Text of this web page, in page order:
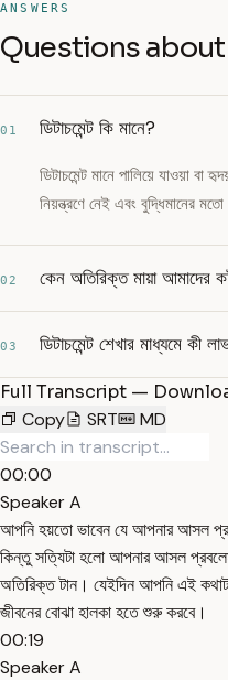
ANSWERS
Questions
01 ডিটাচমেন্ট কি মানে?
ডিটাচমেন্ট মানে পালিয়ে যাওয়া
নিয়ন্ত্রণে নেই এবং বুদ্ধিমানের
02 কেন অতিরিক্ত মায়া আমাদের
03 ডিটাচমেন্ট শেখার মাধ্যমে কী
Full Transcript —
Copy
SRT MD
00:00
Speaker A
আপনি হয়তো ভাবেন যে আপনার আসল
কিন্তু সত্যিটা হলো আপনার আসল
অতিরিক্ত টান। যেইদিন আপনি এই
জীবনের বোঝা হালকা হতে শুরু করবে।
00:19
Speaker A